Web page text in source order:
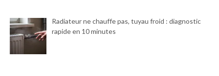
Radiateur ne chauffe pas, tuyau froid : diagnostic
rapide en 10 minutes